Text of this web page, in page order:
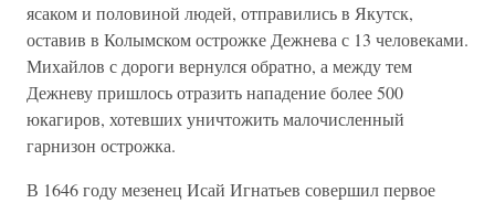
ясаком и половиной людей, отправились в Якутск,
оставив в Колымском острожке Дежнева с 13 человеками.
Михайлов с дороги вернулся обратно, а между тем
Дежневу пришлось отразить нападение более 500
юкагиров, хотевших уничтожить малочисленный
гарнизон острожка.
В 1646 году мезенец Исай Игнатьев совершил первое